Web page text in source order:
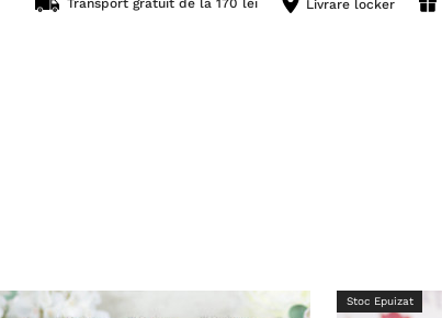
Transport gratuit de la 170 lei Livrare locker
Stoc Epuizat